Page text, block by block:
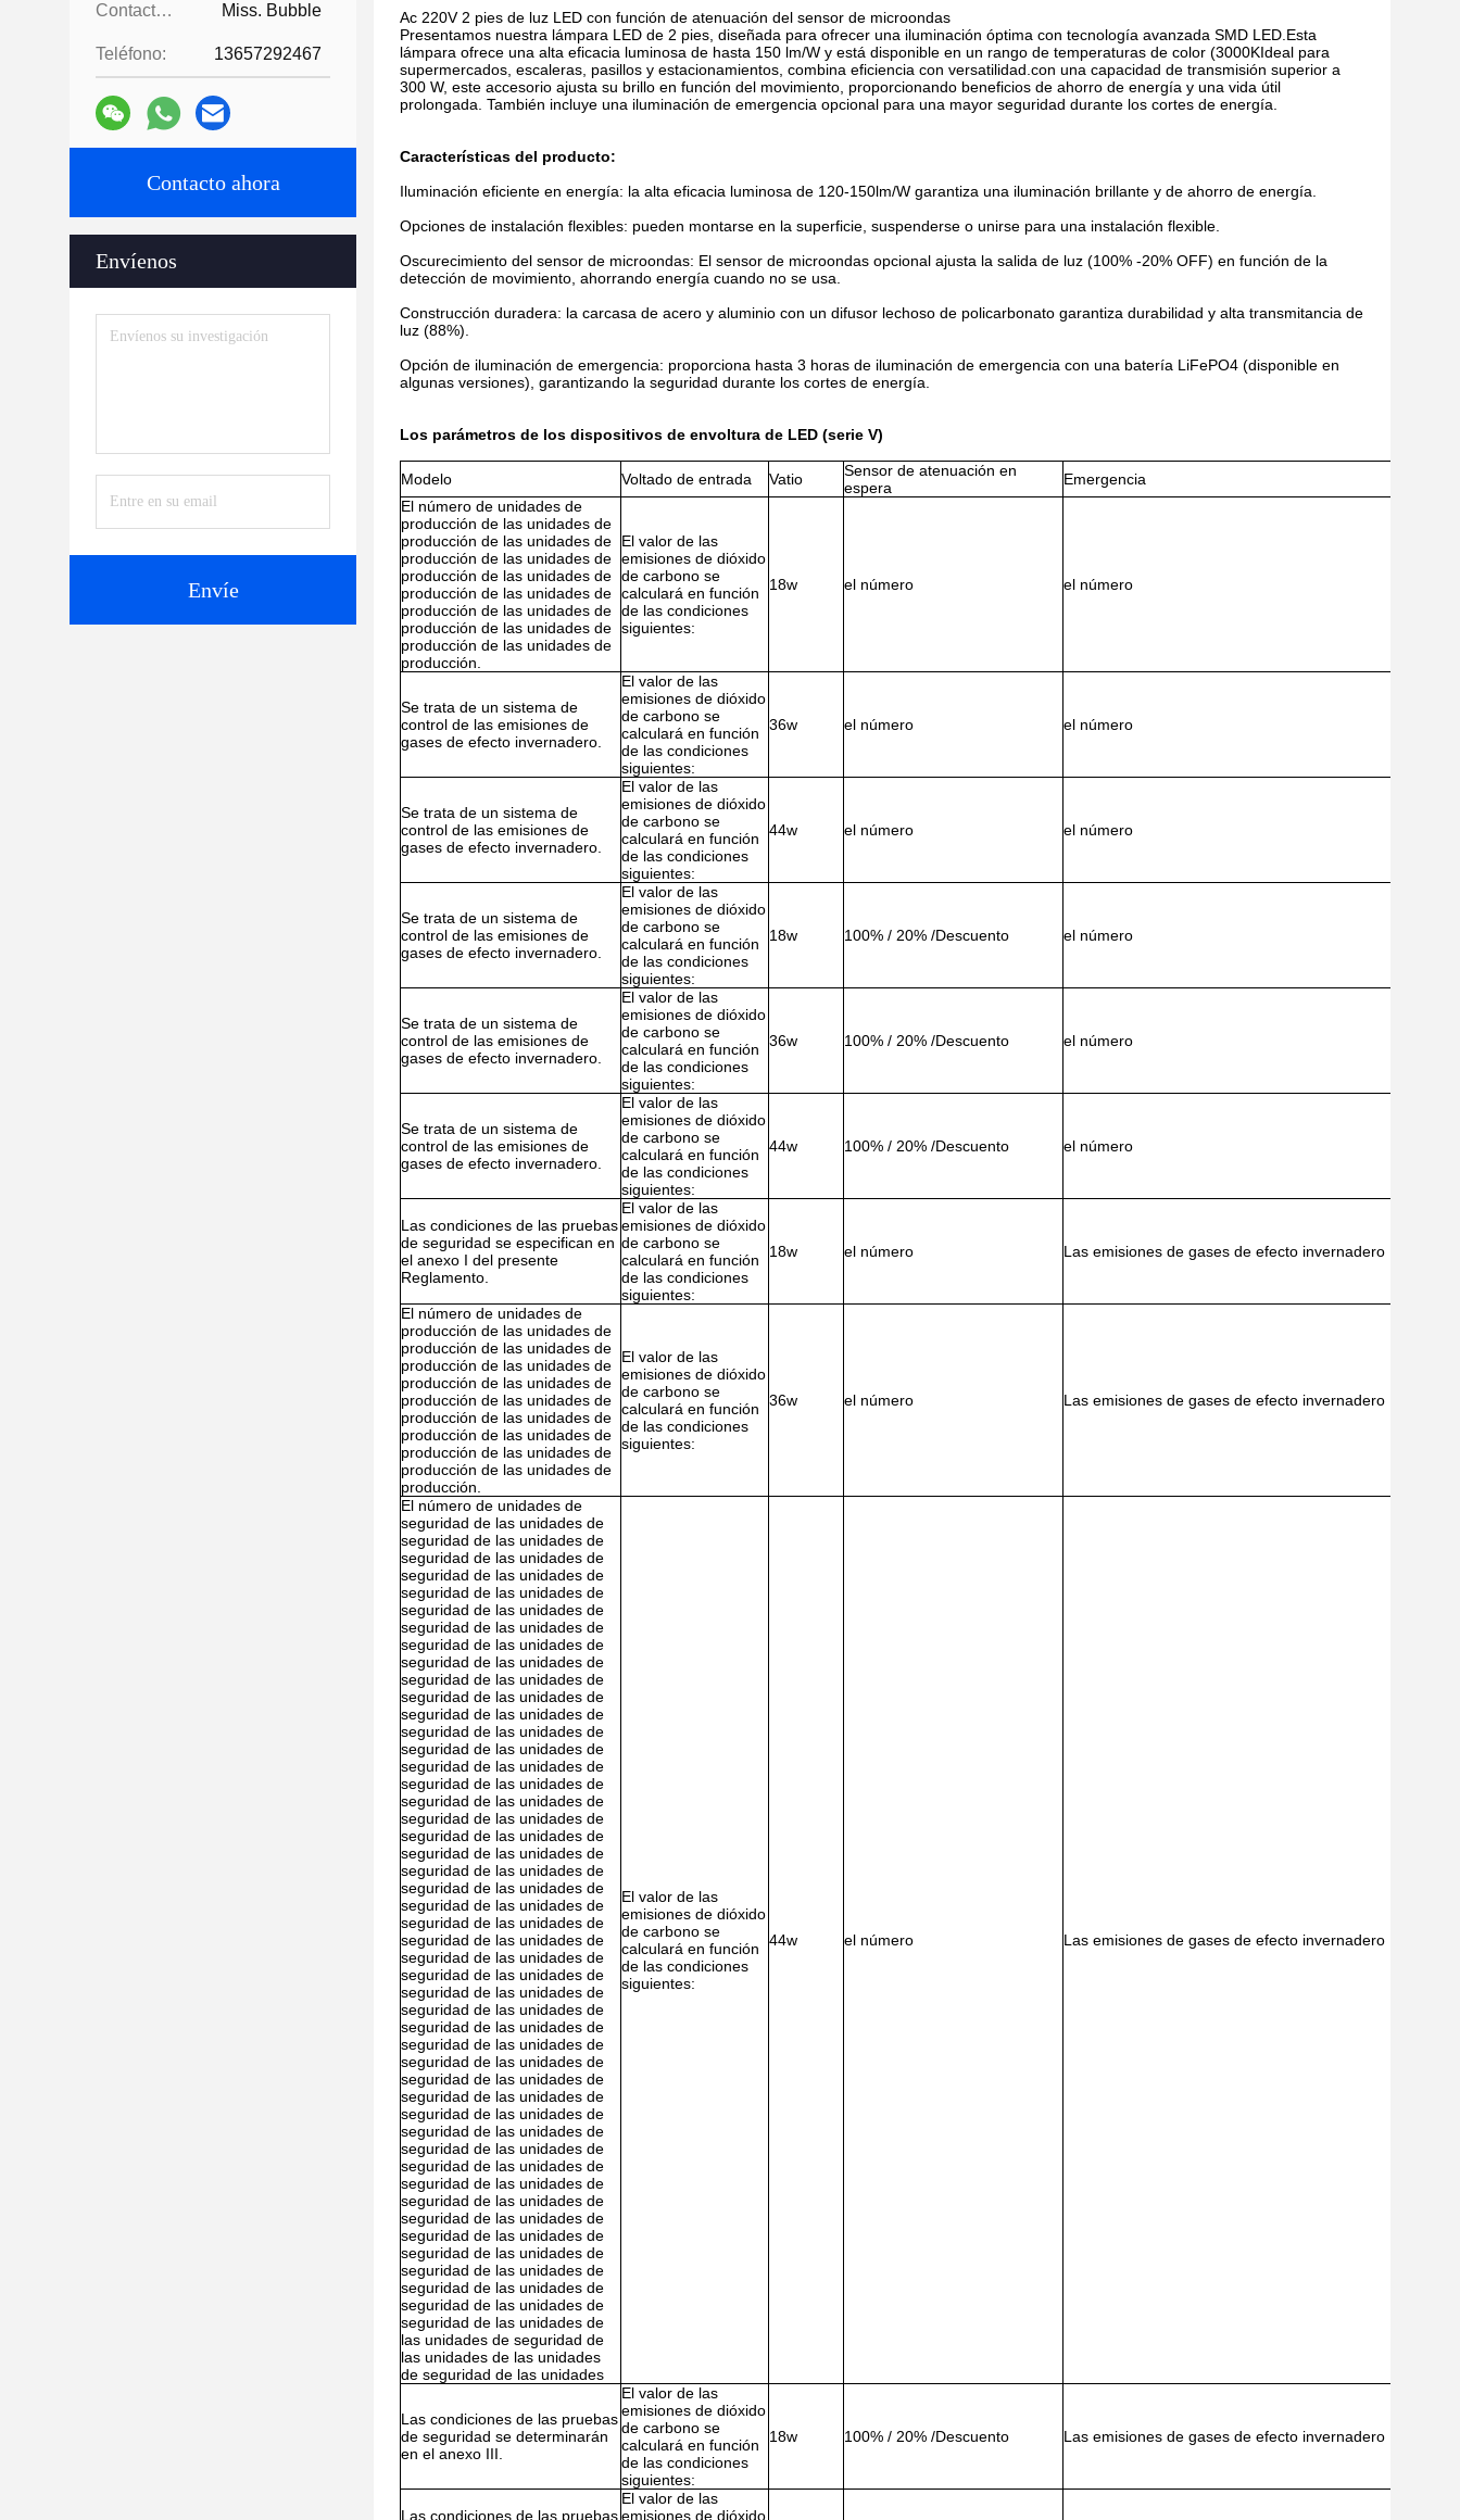
Contactos: Miss. Bubble
Teléfono: 13657292467
Contacto ahora
Envíenos
Envíe
Ac 220V 2 pies de luz LED con función de atenuación del sensor de microondas
Presentamos nuestra lámpara LED de 2 pies, diseñada para ofrecer una iluminación óptima con tecnología avanzada SMD LED.Esta
lámpara ofrece una alta eficacia luminosa de hasta 150 lm/W y está disponible en un rango de temperaturas de color (3000KIdeal para
supermercados, escaleras, pasillos y estacionamientos, combina eficiencia con versatilidad.con una capacidad de transmisión superior a
300 W, este accesorio ajusta su brillo en función del movimiento, proporcionando beneficios de ahorro de energía y una vida útil
prolongada. También incluye una iluminación de emergencia opcional para una mayor seguridad durante los cortes de energía.
Características del producto:
Iluminación eficiente en energía: la alta eficacia luminosa de 120-150lm/W garantiza una iluminación brillante y de ahorro de energía.
Opciones de instalación flexibles: pueden montarse en la superficie, suspenderse o unirse para una instalación flexible.
Oscurecimiento del sensor de microondas: El sensor de microondas opcional ajusta la salida de luz (100% -20% OFF) en función de la
detección de movimiento, ahorrando energía cuando no se usa.
Construcción duradera: la carcasa de acero y aluminio con un difusor lechoso de policarbonato garantiza durabilidad y alta transmitancia de
luz (88%).
Opción de iluminación de emergencia: proporciona hasta 3 horas de iluminación de emergencia con una batería LiFePO4 (disponible en
algunas versiones), garantizando la seguridad durante los cortes de energía.
Los parámetros de los dispositivos de envoltura de LED (serie V)
Modelo Voltado de entrada Vatio
Sensor de atenuación en
espera
Emergencia
El número de unidades de
producción de las unidades de
producción de las unidades de
producción de las unidades de
producción de las unidades de
producción de las unidades de
producción de las unidades de
producción de las unidades de
producción de las unidades de
producción.
El valor de las
emisiones de dióxido
de carbono se
calculará en función
de las condiciones
siguientes:
18w el número el número
Se trata de un sistema de
control de las emisiones de
gases de efecto invernadero.
El valor de las
emisiones de dióxido
de carbono se
calculará en función
de las condiciones
siguientes:
36w el número el número
Se trata de un sistema de
control de las emisiones de
gases de efecto invernadero.
El valor de las
emisiones de dióxido
de carbono se
calculará en función
de las condiciones
siguientes:
44w el número el número
Se trata de un sistema de
control de las emisiones de
gases de efecto invernadero.
El valor de las
emisiones de dióxido
de carbono se
calculará en función
de las condiciones
siguientes:
18w 100% / 20% /Descuento el número
Se trata de un sistema de
control de las emisiones de
gases de efecto invernadero.
El valor de las
emisiones de dióxido
de carbono se
calculará en función
de las condiciones
siguientes:
36w 100% / 20% /Descuento el número
Se trata de un sistema de
control de las emisiones de
gases de efecto invernadero.
El valor de las
emisiones de dióxido
de carbono se
calculará en función
de las condiciones
siguientes:
44w 100% / 20% /Descuento el número
Las condiciones de las pruebas
de seguridad se especifican en
el anexo I del presente
Reglamento.
El valor de las
emisiones de dióxido
de carbono se
calculará en función
de las condiciones
siguientes:
18w el número Las emisiones de gases de efecto invernadero
El número de unidades de
producción de las unidades de
producción de las unidades de
producción de las unidades de
producción de las unidades de
producción de las unidades de
producción de las unidades de
producción de las unidades de
producción de las unidades de
producción de las unidades de
producción.
El valor de las
emisiones de dióxido
de carbono se
calculará en función
de las condiciones
siguientes:
36w el número Las emisiones de gases de efecto invernadero
El número de unidades de
seguridad de las unidades de
seguridad de las unidades de
seguridad de las unidades de
seguridad de las unidades de
seguridad de las unidades de
seguridad de las unidades de
seguridad de las unidades de
seguridad de las unidades de
seguridad de las unidades de
seguridad de las unidades de
seguridad de las unidades de
seguridad de las unidades de
seguridad de las unidades de
seguridad de las unidades de
seguridad de las unidades de
seguridad de las unidades de
seguridad de las unidades de
seguridad de las unidades de
seguridad de las unidades de
seguridad de las unidades de
seguridad de las unidades de
seguridad de las unidades de
seguridad de las unidades de
seguridad de las unidades de
seguridad de las unidades de
seguridad de las unidades de
seguridad de las unidades de
seguridad de las unidades de
seguridad de las unidades de
seguridad de las unidades de
seguridad de las unidades de
seguridad de las unidades de
seguridad de las unidades de
seguridad de las unidades de
seguridad de las unidades de
seguridad de las unidades de
seguridad de las unidades de
seguridad de las unidades de
seguridad de las unidades de
seguridad de las unidades de
seguridad de las unidades de
seguridad de las unidades de
seguridad de las unidades de
seguridad de las unidades de
seguridad de las unidades de
seguridad de las unidades de
seguridad de las unidades de
las unidades de seguridad de
las unidades de las unidades
de seguridad de las unidades
El valor de las
emisiones de dióxido
de carbono se
calculará en función
de las condiciones
siguientes:
44w el número Las emisiones de gases de efecto invernadero
Las condiciones de las pruebas
de seguridad se determinarán
en el anexo III.
El valor de las
emisiones de dióxido
de carbono se
calculará en función
de las condiciones
siguientes:
18w 100% / 20% /Descuento Las emisiones de gases de efecto invernadero
Las condiciones de las pruebas
El valor de las
emisiones de dióxido